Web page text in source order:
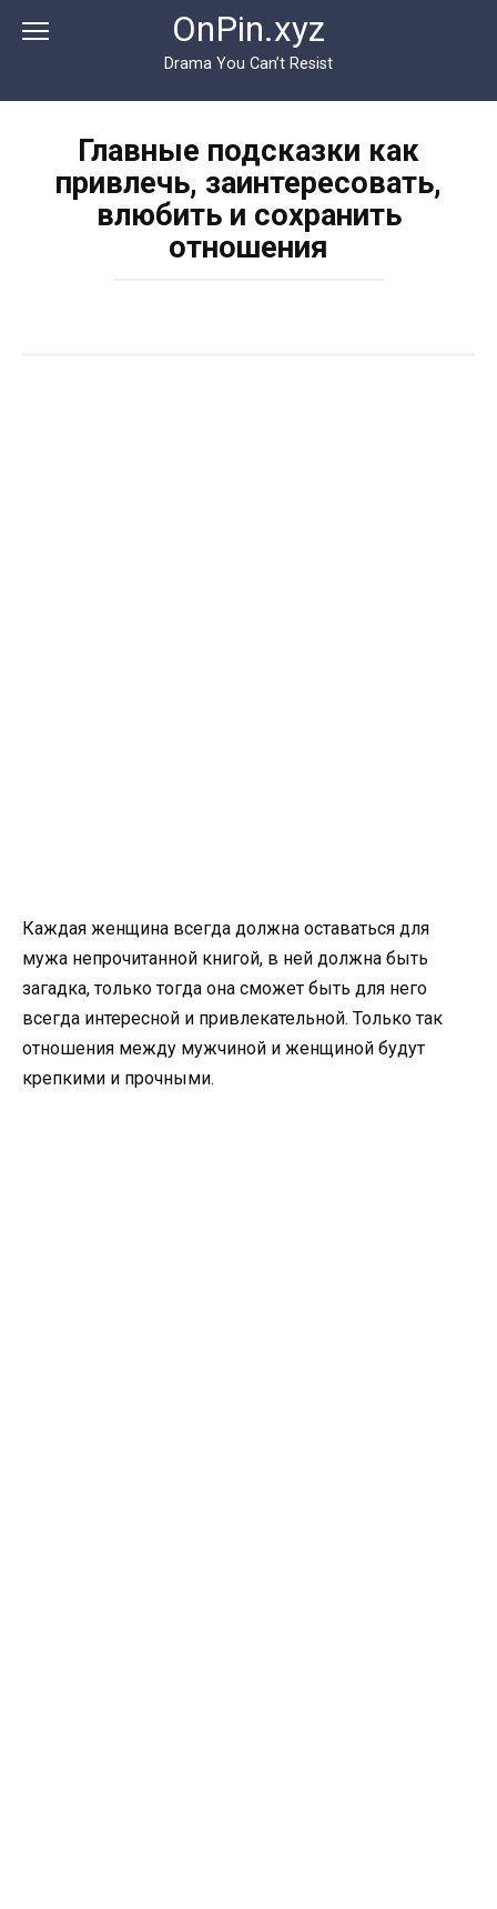
OnPin.xyz
Drama You Can’t Resist
Главные подсказки как
привлечь, заинтересовать,
влюбить и сохранить
отношения
Каждая женщина всегда должна оставаться для
мужа непрочитанной книгой, в ней должна быть
загадка, только тогда она сможет быть для него
всегда интересной и привлекательной. Только так
отношения между мужчиной и женщиной будут
крепкими и прочными.